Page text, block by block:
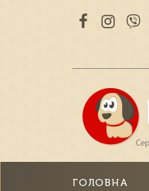
ГОЛОВНА